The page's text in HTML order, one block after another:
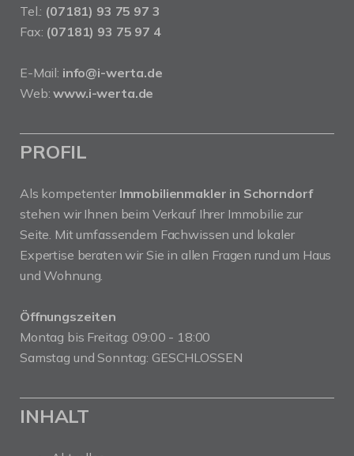
Tel.: (07181) 93 75 97 3
Fax: (07181) 93 75 97 4
E-Mail: info@i-werta.de
Web:www.i-werta.de
PROFIL
Als kompetenter Immobilienmakler in Schorndorf
stehen wir Ihnen beim Verkauf Ihrer Immobilie zur
Seite. Mit umfassendem Fachwissen und lokaler
Expertise beraten wir Sie in allen Fragen rund um Haus
und Wohnung.
Öffnungszeiten
Montag bis Freitag: 09:00 - 18:00
Samstag und Sonntag: GESCHLOSSEN
INHALT